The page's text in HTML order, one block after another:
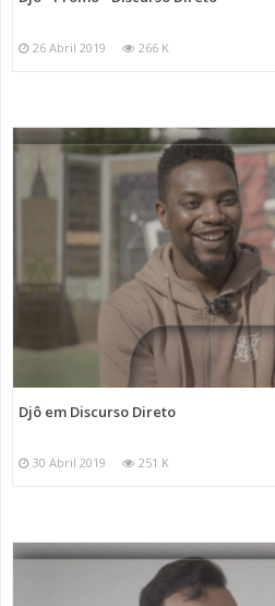
26 Abril 2019 266 K
Djô em Discurso Direto
30 Abril 2019 251 K